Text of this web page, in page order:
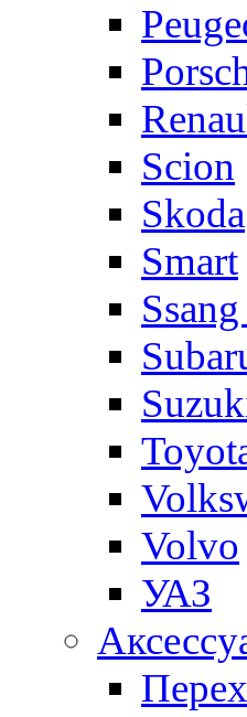
Scion
Skoda
Smart
Volvo
УАЗ